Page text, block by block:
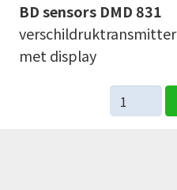
BD sensors DMD 831
verschildruktransmitter
met display
BD
sensors